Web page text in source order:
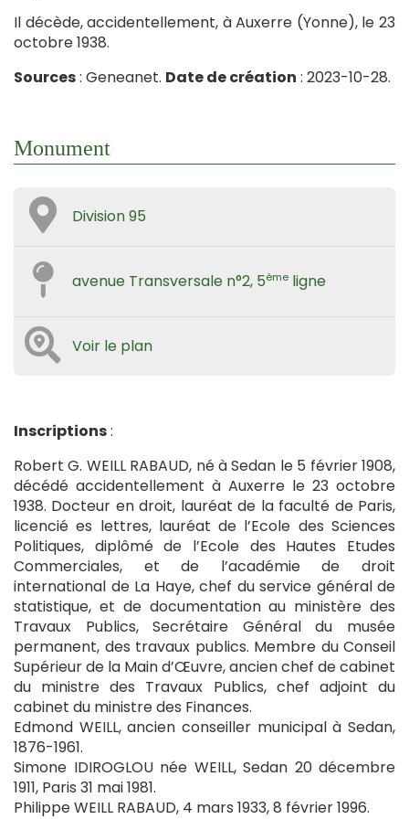
Il décède, accidentellement, à Auxerre (Yonne), le 23
octobre 1938.
Sources: Geneanet. Date de création : 2023-10-28.
Monument
Division 95
avenue Transversale n°2, 5ème ligne
Voir le plan
Inscriptions:
Robert G. WEILL RABAUD, né à Sedan le 5 février 1908,
décédé accidentellement à Auxerre le 23 octobre
1938. Docteur en droit, lauréat de la faculté de Paris,
licencié es lettres, lauréat de l’Ecole des Sciences
Politiques, diplômé de l’Ecole des Hautes Etudes
Commerciales, et de l’académie de droit
international de La Haye, chef du service général de
statistique, et de documentation au ministère des
Travaux Publics, Secrétaire Général du musée
permanent, des travaux publics. Membre du Conseil
Supérieur de la Main d’Œuvre, ancien chef de cabinet
du ministre des Travaux Publics, chef adjoint du
cabinet du ministre des Finances.
Edmond WEILL, ancien conseiller municipal à Sedan,
1876-1961.
Simone IDIROGLOU née WEILL, Sedan 20 décembre
1911, Paris 31 mai 1981.
Philippe WEILL RABAUD, 4 mars 1933, 8 février 1996.